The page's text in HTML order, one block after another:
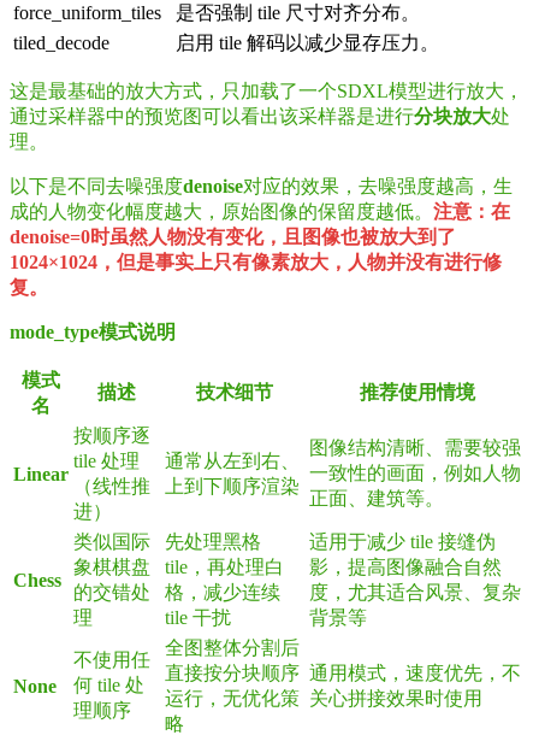
force_uniform_tiles
是否强制 tile 尺寸对齐分布。
tiled_decode
启用 tile 解码以减少显存压力。
这是最基础的放大方式，只加载了一个SDXL模型进行放大，
通过采样器中的预览图可以看出该采样器是进行分块放大处
理。
以下是不同去噪强度denoise对应的效果，去噪强度越高，生
成的人物变化幅度越大，原始图像的保留度越低。 注意：在
denoise=0时虽然人物没有变化，且图像也被放大到了
1024×1024，但是事实上只有像素放大，人物并没有进行修
复。
mode_type模式说明
模式
名
描述 技术细节 推荐使用情境
Linear
按顺序逐
tile 处理
（线性推
进）
通常从左到右、
上到下顺序渲染
图像结构清晰、需要较强
一致性的画面，例如人物
正面、建筑等。
Chess
类似国际
象棋棋盘
的交错处
理
先处理黑格
tile，再处理白
格，减少连续
tile 干扰
适用于减少 tile 接缝伪
影，提高图像融合自然
度，尤其适合风景、复杂
背景等
None
不使用任
何 tile 处
理顺序
全图整体分割后
直接按分块顺序
运行，无优化策
略
通用模式，速度优先，不
关心拼接效果时使用